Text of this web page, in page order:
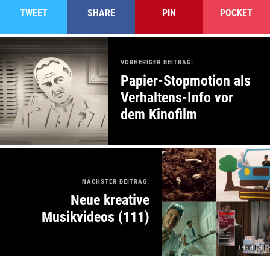
TWEET SHARE PIN POCKET
VORHERIGER BEITRAG:
Papier-Stopmotion als
Verhaltens-Info vor
dem Kinofilm
NÄCHSTER BEITRAG:
Neue kreative
Musikvideos (111)